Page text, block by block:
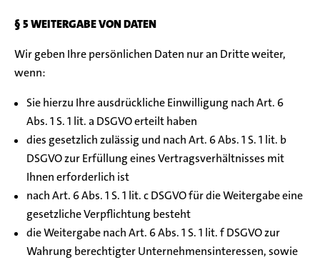
§ 5 WEITERGABE VON DATEN
Wir geben Ihre persönlichen Daten nur an Dritte weiter,
wenn:
Sie hierzu Ihre ausdrückliche Einwilligung nach Art. 6
Abs. 1 S. 1 lit. a DSGVO erteilt haben
dies gesetzlich zulässig und nach Art. 6 Abs. 1 S. 1 lit. b
DSGVO zur Erfüllung eines Vertragsverhältnisses mit
Ihnen erforderlich ist
nach Art. 6 Abs. 1 S. 1 lit. c DSGVO für die Weitergabe eine
gesetzliche Verpflichtung besteht
die Weitergabe nach Art. 6 Abs. 1 S. 1 lit. f DSGVO zur
Wahrung berechtigter Unternehmensinteressen, sowie